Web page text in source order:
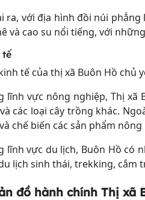
ra, với địa hình đồi núi
và cao su nổi tiếng, với
tế
tế của thị xã Buôn Hồ chủ
lĩnh vực nông nghiệp, Thị xã
các loại cây trồng khác.
chế biến các sản phẩm
lĩnh vực du lịch, Buôn Hồ có
lịch sinh thái, trekking, cắm
đồ hành chính Thị xã